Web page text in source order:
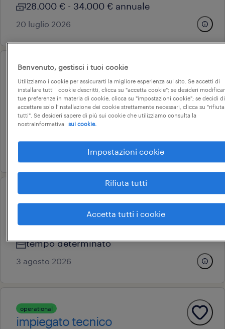
28.000 € - 34.000 € annuale
20 luglio 2026
operational
elettricista (f/m/nb)
torino, piemonte
tempo determinato
elettricista industriale
avigliana, piemonte
tempo determinato
3 agosto 2026
operational
impiegato tecnico
Benvenuto, gestisci i tuoi cookie
Utilizziamo i cookie per assicurarti la migliore esperienza sul sito. Se accetti di
installare tutti i cookie descritti, clicca su "accetta cookie"; se desideri
tue preferenze in materia di cookie, clicca su "impostazioni cookie"; se decidi di
accettare solo l'installazione dei cookie strettamente necessari, clicca su "rifiuta
tutti". Se desideri sapere di più sui cookie che utilizziamo consulta la
nostraInformativa
sui cookie.
Impostazioni cookie
Rifiuta tutti
Accetta tutti i cookie